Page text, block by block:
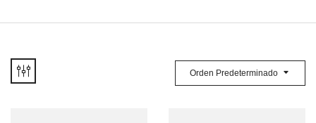
Orden Predeterminado